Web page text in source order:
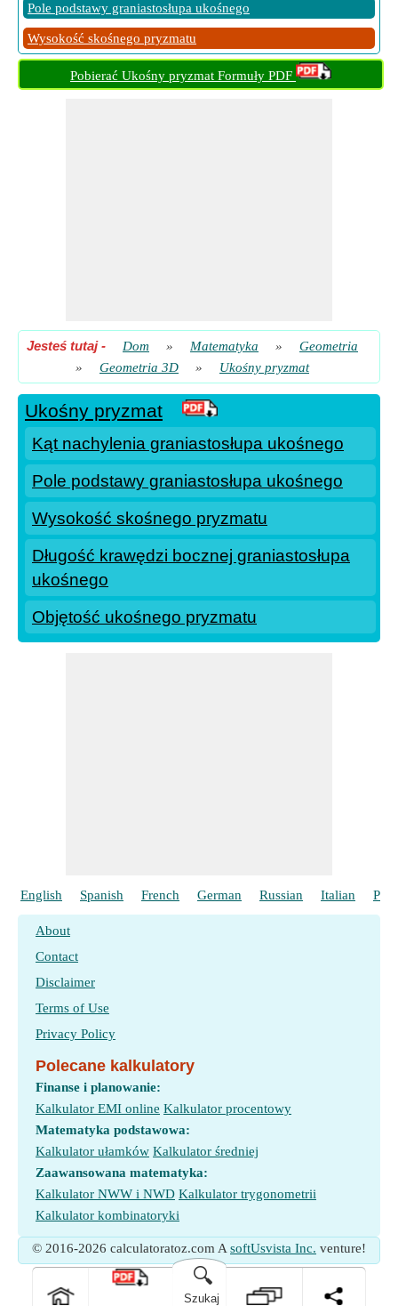
Pole podstawy graniastosłupa ukośnego
Wysokość skośnego pryzmatu
Pobierać Ukośny pryzmat Formuły PDF
Jesteś tutaj- Dom » Matematyka »
Geometria
»
Geometria 3D » Ukośny pryzmat
Ukośny pryzmat
Kąt nachylenia graniastosłupa ukośnego
Pole podstawy graniastosłupa ukośnego
Wysokość skośnego pryzmatu
Długość krawędzi bocznej graniastosłupa
ukośnego
Objętość ukośnego pryzmatu
English Spanish French German Russian Italian
About
Contact
Disclaimer
Terms of Use
Privacy Policy
Polecane kalkulatory
Finanse i planowanie:
Kalkulator EMI online Kalkulator procentowy
Matematyka podstawowa:
Kalkulator ułamków Kalkulator średniej
Zaawansowana matematyka:
Kalkulator NWW i NWD Kalkulator trygonometrii
Kalkulator kombinatoryki
© 2016-2026 calculatoratoz.com A softUsvista Inc. venture!
🔍
Szukaj